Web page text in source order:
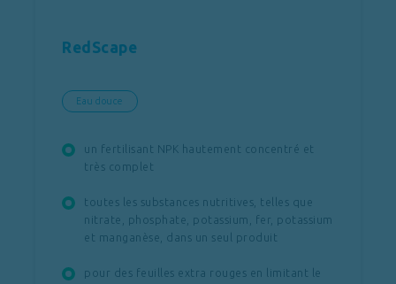
RedScape
Eau douce
un fertilisant NPK hautement concentré et
très complet
toutes les substances nutritives, telles que
nitrate, phosphate, potassium, fer, potassium
et manganèse, dans un seul produit
pour des feuilles extra rouges en limitant le